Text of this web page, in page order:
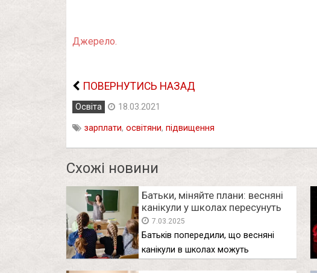
Джерело.
ПОВЕРНУТИСЬ НАЗАД
Освіта 18.03.2021
зарплати, освітяни, підвищення
Схожі новини
Батьки, міняйте плани: весняні
канікули у школах пересунуть
7.03.2025
Батьків попередили, що весняні
канікули в школах можуть